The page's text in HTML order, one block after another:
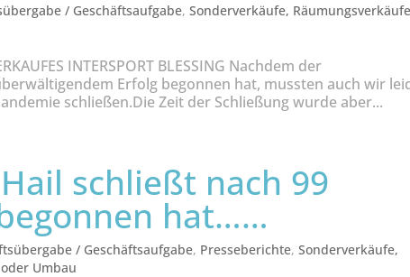
/ Geschäftsaufgabe,Sonderverkäufe, Räumungsverkäufe
INTERSPORT BLESSING Nachdem der
Erfolg begonnen hat, mussten auch wir
schließen.Die Zeit der Schließung wurde aber...
schließt nach 99
hat……
/ Geschäftsaufgabe, Presseberichte,Sonderverkäufe,
Umbau